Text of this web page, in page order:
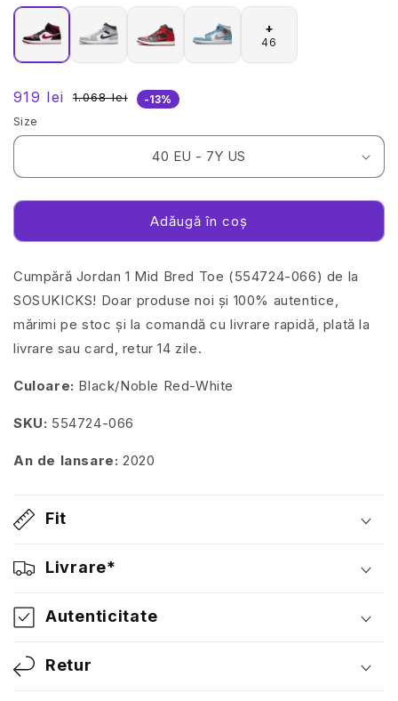
+
46
Preț
redus
919 lei
Preț
obișnuit
1.068 lei -13%
Size
Adăugă în coș
Cumpără Jordan 1 Mid Bred Toe (554724-066) de la
SOSUKICKS! Doar produse noi și 100% autentice,
mărimi pe stoc și la comandă cu livrare rapidă, plată la
livrare sau card, retur 14 zile.
Culoare: Black/Noble Red-White
SKU: 554724-066
An de lansare: 2020
Fit
Livrare*
Autenticitate
Retur